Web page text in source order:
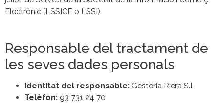
Electrònic (LSSICE o LSSI).
Responsable del tractament de
les seves dades personals
Identitat del responsable: Gestoria Riera S.L
Telèfon: 93 731 24 70